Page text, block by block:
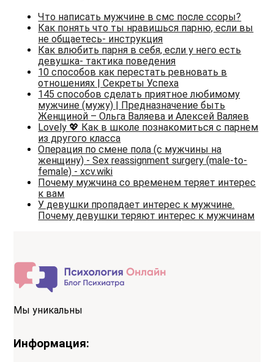
Что написать мужчине в смс после ссоры?
Как понять что ты нравишься парню, если вы
не общаетесь- инструкция
Как влюбить парня в себя, если у него есть
девушка- тактика поведения
10 способов как перестать ревновать в
отношениях | Секреты Успеха
145 способов сделать приятное любимому
мужчине (мужу) | Предназначение быть
Женщиной – Ольга Валяева и Алексей Валяев
Lovely 💖 Как в школе познакомиться с парнем
из другого класса
Операция по смене пола (с мужчины на
женщину) - Sex reassignment surgery (male-to-
female) - xcv.wiki
Почему мужчина со временем теряет интерес
к вам
У девушки пропадает интерес к мужчине.
Почему девушки теряют интерес к мужчинам
Мы уникальны
Информация: